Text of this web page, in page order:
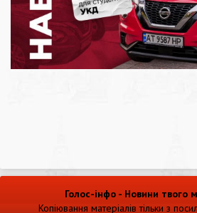
Голос-інфо - Новини твого
Копіювання матеріалів тільки з